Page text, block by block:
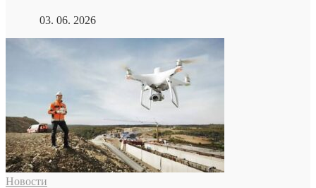
03. 06. 2026
Новости